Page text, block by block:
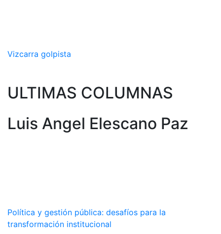
Vizcarra golpista
ULTIMAS COLUMNAS
Luis Angel Elescano Paz
Política y gestión pública: desafíos para la
transformación institucional